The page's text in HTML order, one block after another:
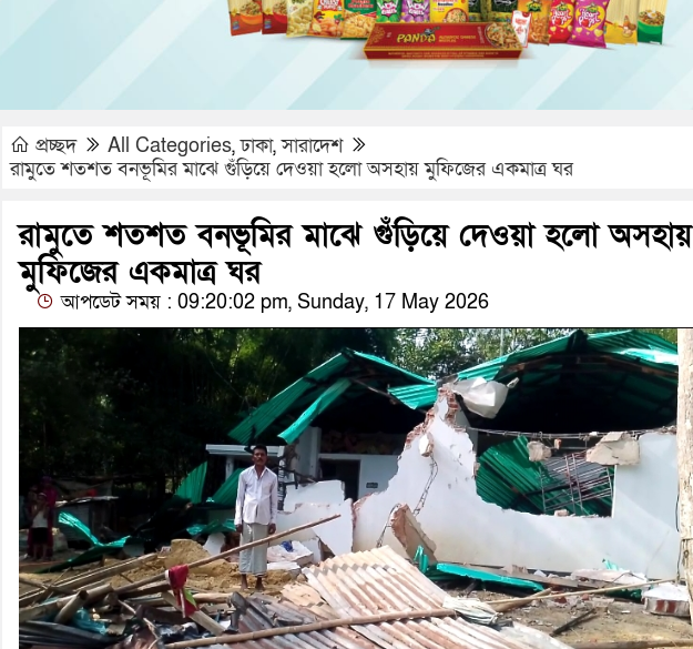
প্রচ্ছদ All Categories,ঢাকা,সারাদেশ
রামুতে শতশত বনভূমির মাঝে গুঁড়িয়ে দেওয়া হলো অসহায় মুফিজের একমাত্র ঘর
রামুতে শতশত বনভূমির মাঝে গুঁড়িয়ে দেওয়া হলো অসহায়
মুফিজের একমাত্র ঘর
আপডেট সময় : 09:20:02 pm, Sunday, 17 May 2026